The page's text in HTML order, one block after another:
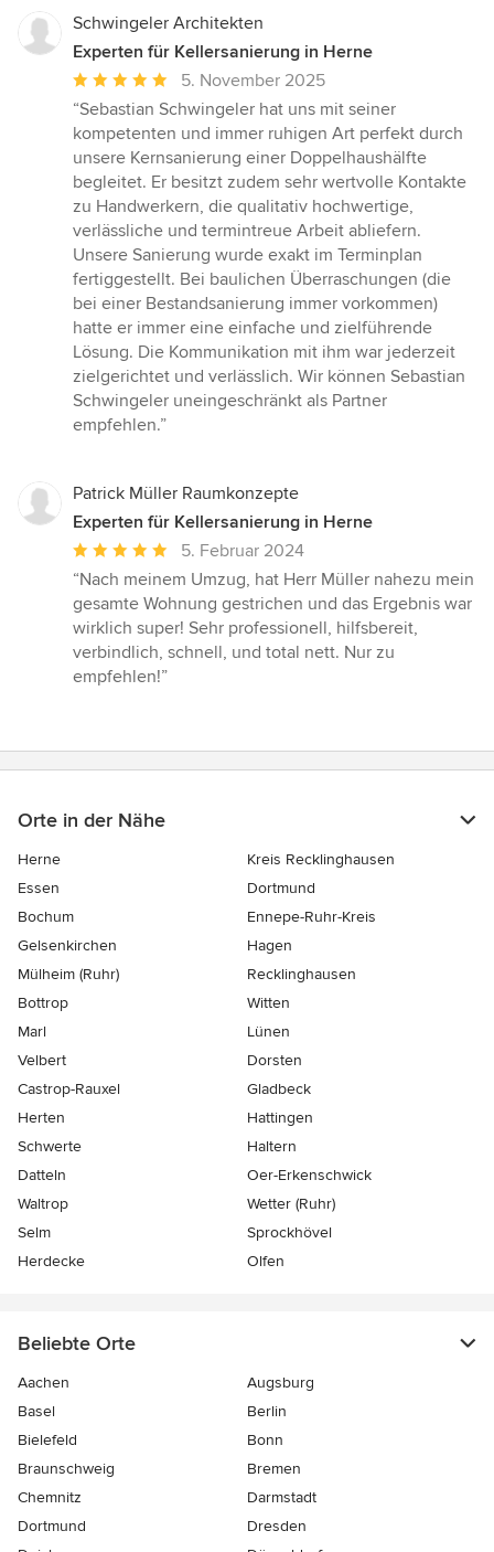
Schwingeler Architekten
Experten für Kellersanierung in Herne
Durchschnittliche
Bewertung:
5
von
5
Sternen
5. November 2025
“Sebastian Schwingeler hat uns mit seiner
kompetenten und immer ruhigen Art perfekt durch
unsere Kernsanierung einer Doppelhaushälfte
begleitet. Er besitzt zudem sehr wertvolle Kontakte
zu Handwerkern, die qualitativ hochwertige,
verlässliche und termintreue Arbeit abliefern.
Unsere Sanierung wurde exakt im Terminplan
fertiggestellt. Bei baulichen Überraschungen (die
bei einer Bestandsanierung immer vorkommen)
hatte er immer eine einfache und zielführende
Lösung. Die Kommunikation mit ihm war jederzeit
zielgerichtet und verlässlich. Wir können Sebastian
Schwingeler uneingeschränkt als Partner
empfehlen.”
Patrick Müller Raumkonzepte
Experten für Kellersanierung in Herne
Durchschnittliche
Bewertung:
5
von
5
Sternen
5. Februar 2024
“Nach meinem Umzug, hat Herr Müller nahezu mein
gesamte Wohnung gestrichen und das Ergebnis war
wirklich super! Sehr professionell, hilfsbereit,
verbindlich, schnell, und total nett. Nur zu
empfehlen!”
Orte in der Nähe
Herne
Kreis Recklinghausen
Essen
Dortmund
Bochum
Ennepe-Ruhr-Kreis
Gelsenkirchen
Hagen
Mülheim (Ruhr)
Recklinghausen
Bottrop
Witten
Marl
Lünen
Velbert
Dorsten
Castrop-Rauxel
Gladbeck
Herten
Hattingen
Schwerte
Haltern
Datteln
Oer-Erkenschwick
Waltrop
Wetter (Ruhr)
Selm
Sprockhövel
Herdecke
Olfen
Beliebte Orte
Aachen
Augsburg
Basel
Berlin
Bielefeld
Bonn
Braunschweig
Bremen
Chemnitz
Darmstadt
Dortmund
Dresden